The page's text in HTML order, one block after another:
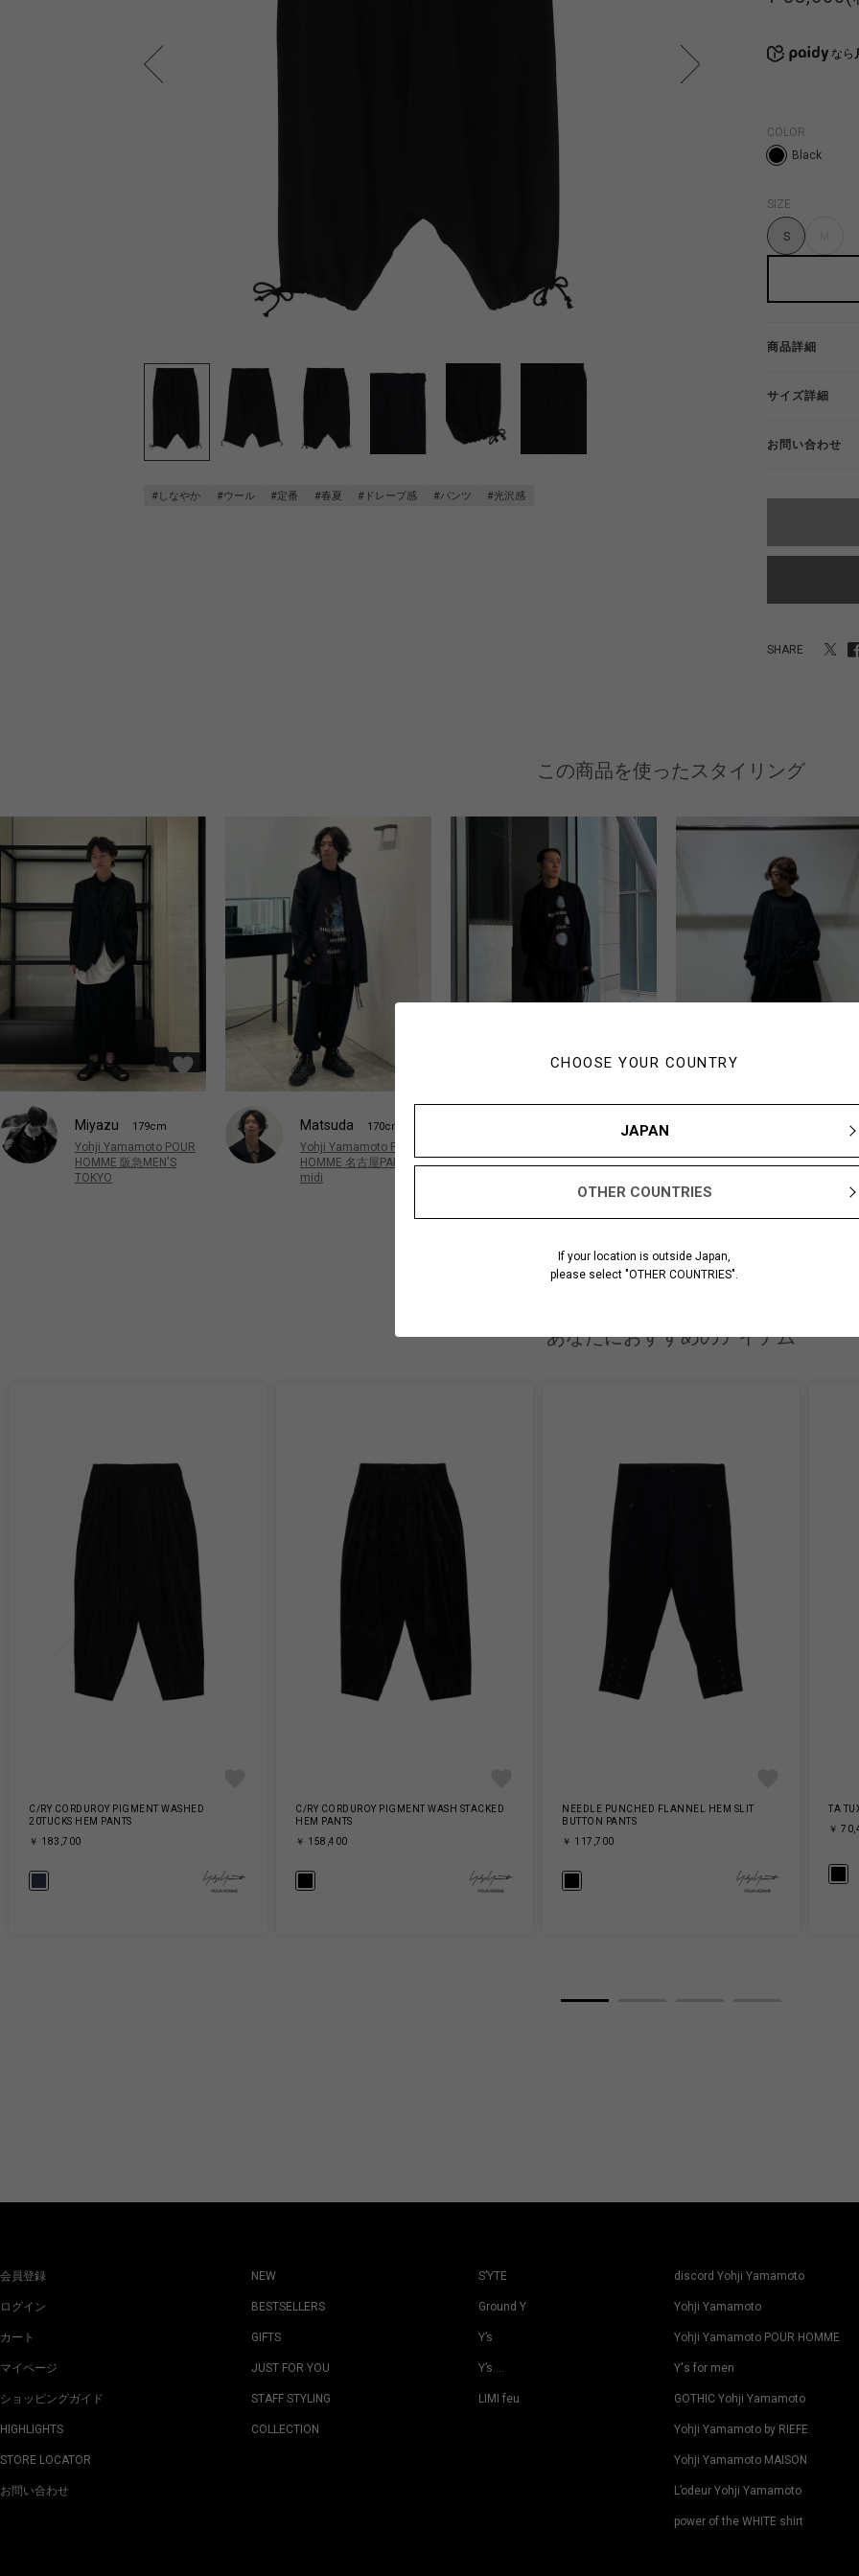
CHOOSE YOUR COUNTRY
JAPAN
OTHER COUNTRIES
If your location is outside Japan,
please select "OTHER COUNTRIES".
#しなやか #ウール #定番 #春夏 #ドレープ感 #パンツ #光沢感
なら
COLOR
Black
SIZE
S
商品詳細
サイズ詳細
お問い合わせ
SHARE
この商品を使ったスタイリング
Miyazu 179cm
Yohji Yamamoto POUR
HOMME 阪急MEN'S
TOKYO
Matsuda 170cm
Yohji Yamamoto POUR
HOMME 名古屋PARCO
midi
173cm
HOMME 博多阪急
HOMME 藤崎仙台
あなたにおすすめのアイテム
C/RY CORDUROY PIGMENT WASHED
20TUCKS HEM PANTS
￥ 183,700
C/RY CORDUROY PIGMENT WASH STACKED
HEM PANTS
￥ 158,400
NEEDLE PUNCHED FLANNEL HEM SLIT
BUTTON PANTS
￥ 117,700
TA
￥
会員登録
ログイン
カート
マイページ
ショッピングガイド
HIGHLIGHTS
STORE LOCATOR
お問い合わせ
NEW
BESTSELLERS
GIFTS
JUST FOR YOU
STAFF STYLING
COLLECTION
S’YTE
Ground Y
Y’s
Y’s….
LIMI feu
discord Yohji Yamamoto
Yohji Yamamoto
Yohji Yamamoto POUR HOMME
Y's for men
GOTHIC Yohji Yamamoto
Yohji Yamamoto by RIEFE
Yohji Yamamoto MAISON
L’odeur Yohji Yamamoto
power of the WHITE shirt